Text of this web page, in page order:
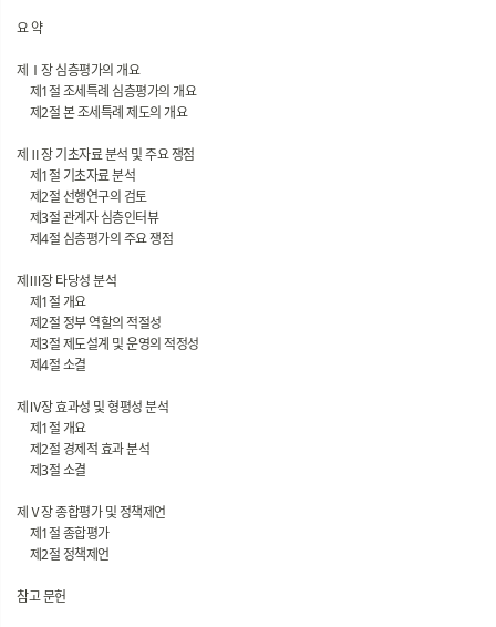
요 약
제Ⅰ장 심층평가의 개요
제1절 조세특례 심층평가의 개요
제2절 본 조세특례 제도의 개요
제Ⅱ장 기초자료 분석 및 주요 쟁점
제1절 기초자료 분석
제2절 선행연구의 검토
제3절 관계자 심층인터뷰
제4절 심층평가의 주요 쟁점
제Ⅲ장 타당성 분석
제1절 개요
제2절 정부 역할의 적절성
제3절 제도설계 및 운영의 적정성
제4절 소결
제Ⅳ장 효과성 및 형평성 분석
제1절 개요
제2절 경제적 효과 분석
제3절 소결
제Ⅴ장 종합평가 및 정책제언
제1절 종합평가
제2절 정책제언
참고 문헌